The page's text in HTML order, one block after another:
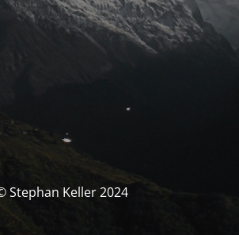
Stephan Keller 2024